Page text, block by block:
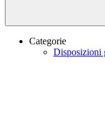
Categorie
Disposizioni